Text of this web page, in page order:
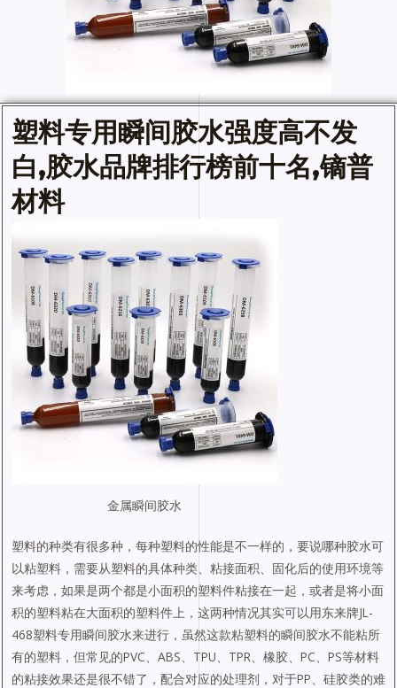
塑料专用瞬间胶水强度高不发
白,胶水品牌排行榜前十名,镝普
材料
金属瞬间胶水
塑料的种类有很多种，每种塑料的性能是不一样的，要说哪种胶水可
以粘塑料，需要从塑料的具体种类、粘接面积、固化后的使用环境等
来考虑，如果是两个都是小面积的塑料件粘接在一起，或者是将小面
积的塑料粘在大面积的塑料件上，这两种情况其实可以用东来牌JL-
468塑料专用瞬间胶水来进行，虽然这款粘塑料的瞬间胶水不能粘所
有的塑料，但常见的PVC、ABS、TPU、TPR、橡胶、PC、PS等材料
的粘接效果还是很不错了，配合对应的处理剂，对于PP、硅胶类的难